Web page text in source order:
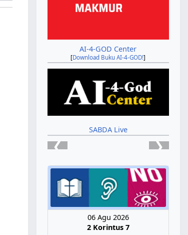
AI-4-GOD Center
[Download Buku AI-4-GOD!]
SABDA Live
❮ ❯
06 Agu 2026
2 Korintus 7